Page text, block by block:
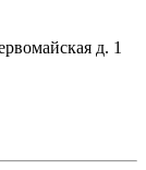
д. 1